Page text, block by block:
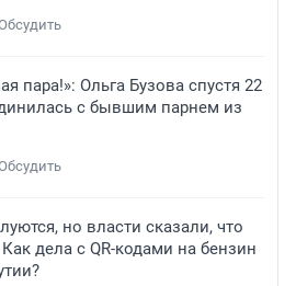
пара!»: Ольга Бузова спустя 22
с бывшим парнем из
но власти сказали, что
дела с QR-кодами на бензин